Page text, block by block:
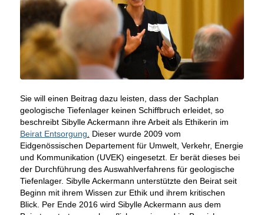
Sie will einen Beitrag dazu leisten, dass der Sachplan
geologische Tiefenlager keinen Schiffbruch erleidet, so
beschreibt Sibylle Ackermann ihre Arbeit als Ethikerin im
Beirat Entsorgung. Dieser wurde 2009 vom
Eidgenössischen Departement für Umwelt, Verkehr, Energie
und Kommunikation (UVEK) eingesetzt. Er berät dieses bei
der Durchführung des Auswahlverfahrens für geologische
Tiefenlager. Sibylle Ackermann unterstützte den Beirat seit
Beginn mit ihrem Wissen zur Ethik und ihrem kritischen
Blick. Per Ende 2016 wird Sibylle Ackermann aus dem